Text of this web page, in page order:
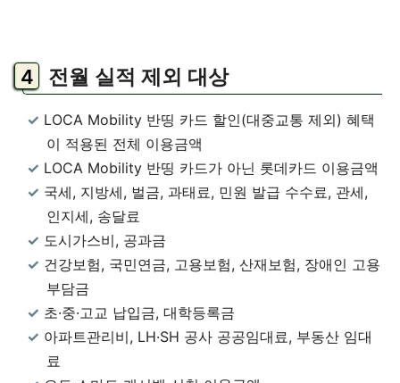
전월 실적 제외 대상
LOCA Mobility 반띵 카드 할인(대중교통 제외) 혜택
이 적용된 전체 이용금액
LOCA Mobility 반띵 카드가 아닌 롯데카드 이용금액
국세, 지방세, 벌금, 과태료, 민원 발급 수수료, 관세,
인지세, 송달료
도시가스비, 공과금
건강보험, 국민연금, 고용보험, 산재보험, 장애인 고용
부담금
초·중·고교 납입금, 대학등록금
아파트관리비, LH·SH 공사 공공임대료, 부동산 임대
료